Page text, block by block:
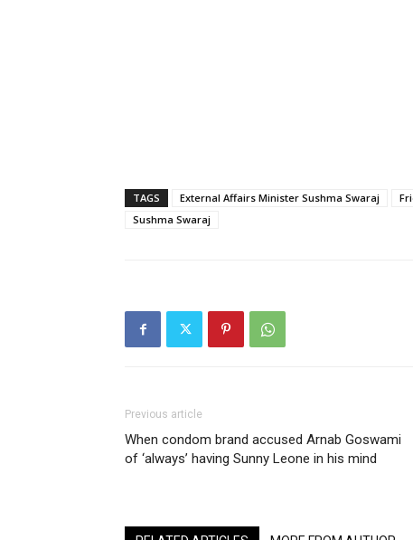
TAGS External Affairs Minister Sushma Swaraj
Sushma Swaraj
Previous article
When condom brand accused Arnab Goswami
of ‘always’ having Sunny Leone in his mind